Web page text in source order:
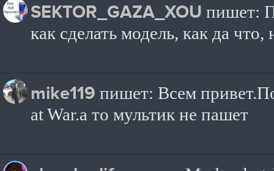
SEKTOR_GAZA_XOU пишет:
как сделать модель, как да что,
mike119 пишет: Всем
at War.а то мультик не пашет